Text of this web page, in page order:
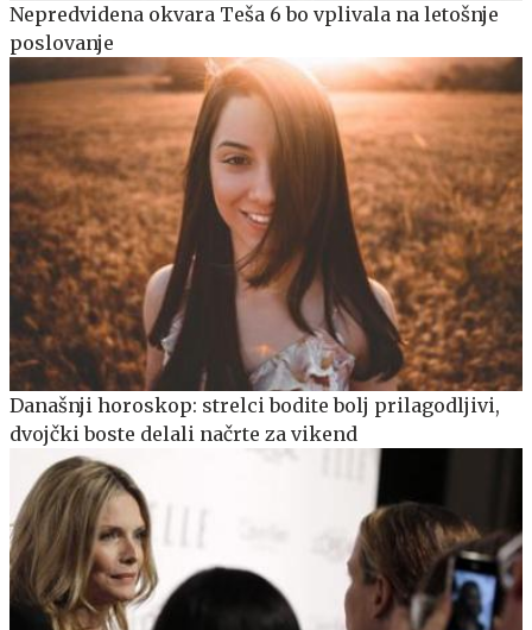
Nepredvidena okvara Teša 6 bo vplivala na letošnje
poslovanje
Današnji horoskop: strelci bodite bolj prilagodljivi,
dvojčki boste delali načrte za vikend